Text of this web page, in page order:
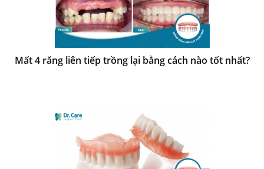
Mất 4 răng liên tiếp trồng lại bằng cách nào tốt nhất?